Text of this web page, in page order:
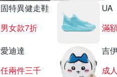
固特異健走鞋
男女款7折
UA
滿
愛迪達
任兩件三千
吉